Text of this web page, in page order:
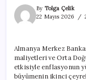
By Tolga Çelik
22 Mayıs 2026
Almanya Merkez
maliyetleri ve Orta
etkisiyle enflasyonun
büyümenin ikinci